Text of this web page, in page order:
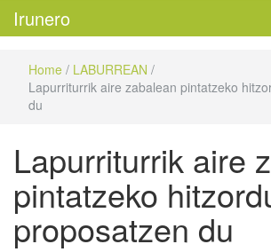
Irunero
Home / LABURREAN /
Lapurriturrik aire zabalean pintatzeko
du
Lapurriturrik aire
pintatzeko
proposatzen du